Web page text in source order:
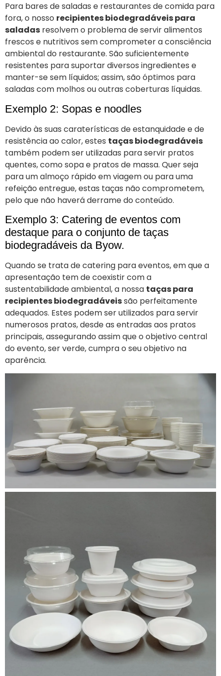
Para bares de saladas e restaurantes de comida para
fora, o nosso recipientes biodegradáveis para
saladas resolvem o problema de servir alimentos
frescos e nutritivos sem comprometer a consciência
ambiental do restaurante. São suficientemente
resistentes para suportar diversos ingredientes e
manter-se sem líquidos; assim, são óptimos para
saladas com molhos ou outras coberturas líquidas.
Exemplo 2: Sopas e noodles
Devido às suas caraterísticas de estanquidade e de
resistência ao calor, estes taças biodegradáveis
também podem ser utilizadas para servir pratos
quentes, como sopa e pratos de massa. Quer seja
para um almoço rápido em viagem ou para uma
refeição entregue, estas taças não comprometem,
pelo que não haverá derrame do conteúdo.
Exemplo 3: Catering de eventos com
destaque para o conjunto de taças
biodegradáveis da Byow.
Quando se trata de catering para eventos, em que a
apresentação tem de coexistir com a
sustentabilidade ambiental, a nossa taças para
recipientes biodegradáveissão perfeitamente
adequados. Estes podem ser utilizados para servir
numerosos pratos, desde as entradas aos pratos
principais, assegurando assim que o objetivo central
do evento, ser verde, cumpra o seu objetivo na
aparência.